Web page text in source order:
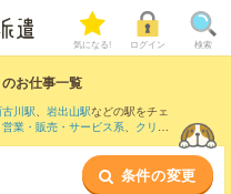
気になる! ログイン 検索
のお仕事一覧
川駅、 岩出山駅などの駅をチェ
営業・販売・サービス系、 クリエ
条件の変更